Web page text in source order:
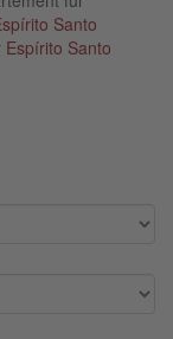
Santo
Espírito Santo